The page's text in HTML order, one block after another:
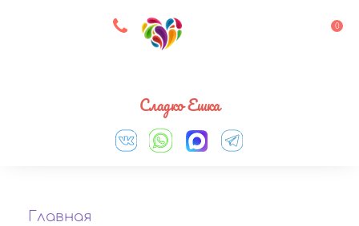
8 927 083 33 05 0
Сладко Ешка
Главная